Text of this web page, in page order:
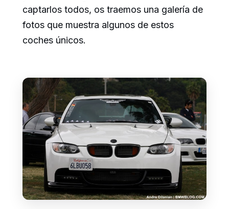
captarlos todos, os traemos una galería de
fotos que muestra algunos de estos
coches únicos.